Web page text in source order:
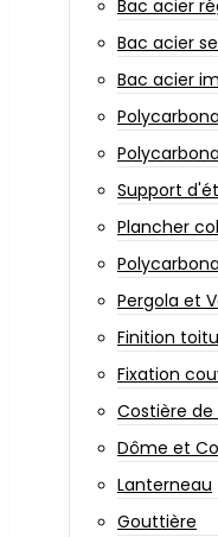
Bac acier
Bac acier
Bac acier
Support
Plancher
Pergola et
Finition
Fixation
Costière de
Dôme et
Lanterneau
Gouttière